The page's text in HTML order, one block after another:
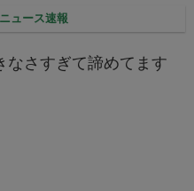
ュース速報
なさすぎて諦めてます